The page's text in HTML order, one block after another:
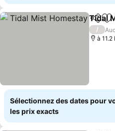
Tidal
/
à
Sélectionnez des dates pour
les prix exacts